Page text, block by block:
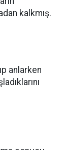
kalkmış.
anlarken